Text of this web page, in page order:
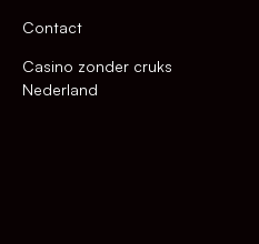
Contact
Casino zonder cruks
Nederland